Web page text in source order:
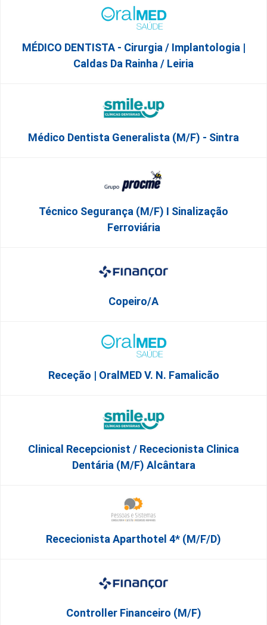
MÉDICO DENTISTA - Cirurgia / Implantologia |
Caldas Da Rainha / Leiria
Médico Dentista Generalista (M/F) - Sintra
Técnico Segurança (m/f) I Sinalização
Ferroviária
Copeiro/a
Receção | OralMED V. N. Famalicão
Clinical Recepcionist / Rececionista Clinica
Dentária (M/F) Alcântara
Rececionista Aparthotel 4* (m/f/d)
Controller Financeiro (M/F)